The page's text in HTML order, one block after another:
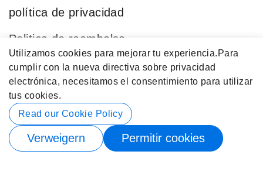
Utilizamos cookies para mejorar tu experiencia. Para
cumplir con la nueva directiva sobre privacidad
electrónica, necesitamos el consentimiento para utilizar
tus cookies.
Read our Cookie Policy
Verweigern Permitir cookies
política de privacidad
Politica de reembolso
Blog
Categorías Populares
Datos de contacto
© 2026 Buy4Store. Reservados Todos los Derechos.